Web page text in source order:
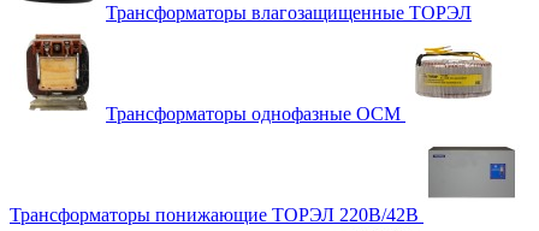
Трансформаторы влагозащищенные ТОРЭЛ
Трансформаторы однофазные ОСМ
Трансформаторы понижающие ТОРЭЛ 220В/42В